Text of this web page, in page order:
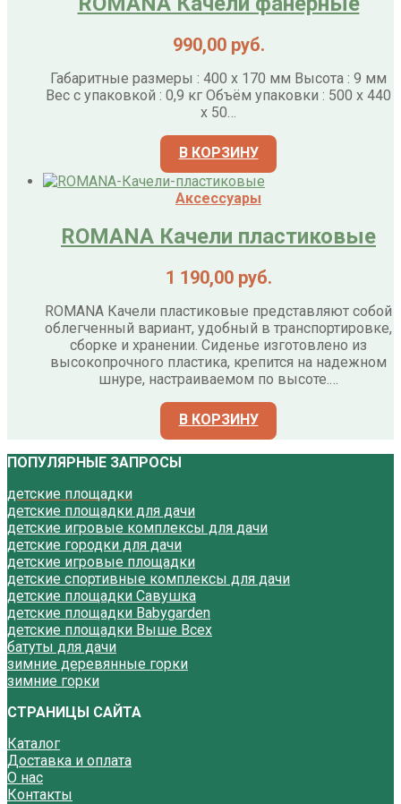
990,00 руб.
Габаритные размеры : 400 x 170 мм Высота : 9 мм
Вес с упаковкой : 0,9 кг Объём упаковки : 500 x 440
x 50…
В КОРЗИНУ
Аксессуары
ROMANA Качели пластиковые
1 190,00 руб.
ROMANA Качели пластиковые представляют собой
облегченный вариант, удобный в транспортировке,
сборке и хранении. Сиденье изготовлено из
высокопрочного пластика, крепится на надежном
шнуре, настраиваемом по высоте.…
В КОРЗИНУ
ПОПУЛЯРНЫЕ ЗАПРОСЫ
детские площадки
детские площадки для дачи
детские игровые комплексы для дачи
детские городки для дачи
детские игровые площадки
детские спортивные комплексы для дачи
детские площадки Савушка
детские площадки Babygarden
детские площадки Выше Всех
батуты для дачи
зимние деревянные горки
зимние горки
СТРАНИЦЫ САЙТА
Каталог
Доставка и оплата
О нас
Контакты